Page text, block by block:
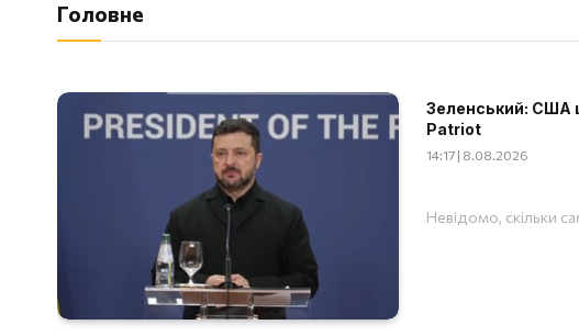
Головне
Зеленський: США
Patriot
14:17 | 8.08.2026
Невідомо, скільки